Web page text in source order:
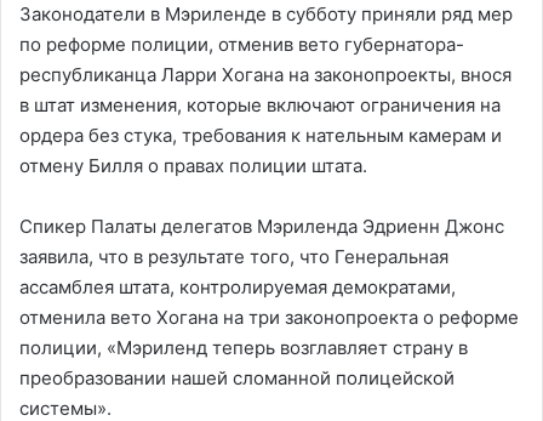
Законодатели в Мэриленде в субботу приняли ряд мер
по реформе полиции, отменив вето губернатора-
республиканца Ларри Хогана на законопроекты, внося
в штат изменения, которые включают ограничения на
ордера без стука, требования к нательным камерам и
отмену Билля о правах полиции штата.
Спикер Палаты делегатов Мэриленда Эдриенн Джонс
заявила, что в результате того, что Генеральная
ассамблея штата, контролируемая демократами,
отменила вето Хогана на три законопроекта о реформе
полиции, «Мэриленд теперь возглавляет страну в
преобразовании нашей сломанной полицейской
системы».